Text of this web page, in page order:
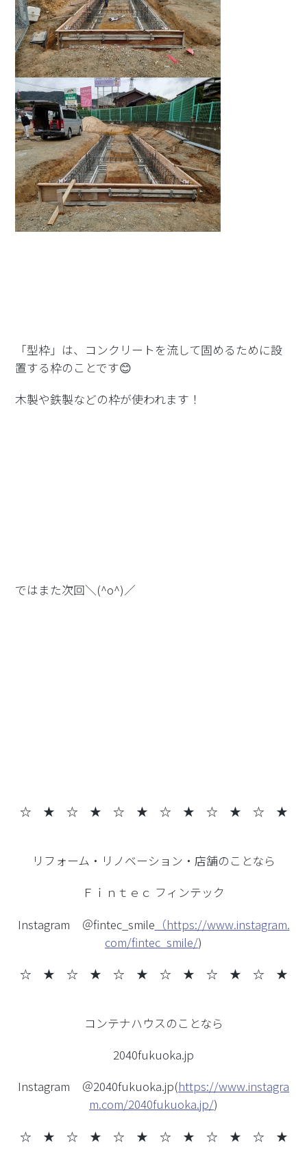
「型枠」は、コンクリートを流して固めるために設
置する枠のことです😊
木製や鉄製などの枠が使われます！
ではまた次回＼(^o^)／
☆ ★ ☆ ★ ☆ ★ ☆ ★ ☆ ★ ☆ ★
リフォーム・リノベーション・店舗のことなら
Ｆｉｎｔｅｃ フィンテック
Instagram ＠fintec_smile （https://www.instagram.
com/fintec_smile/)
☆ ★ ☆ ★ ☆ ★ ☆ ★ ☆ ★ ☆ ★
コンテナハウスのことなら
2040fukuoka.jp
Instagram ＠2040fukuoka.jp(https://www.instagra
m.com/2040fukuoka.jp/)
☆ ★ ☆ ★ ☆ ★ ☆ ★ ☆ ★ ☆ ★